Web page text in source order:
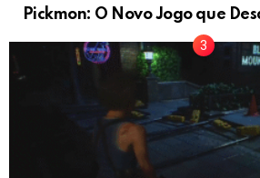
Pickmon: O Novo Jogo que